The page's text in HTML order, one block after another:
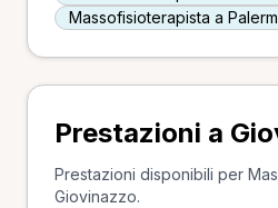
Massofisioterapista a
Prestazioni a
Prestazioni disponibili per
Giovinazzo.